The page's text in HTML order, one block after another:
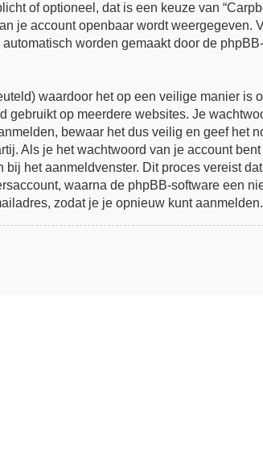
of optioneel, dat is een keuze van
je account openbaar wordt weergegeven.
worden gemaakt door de
waardoor het op een veilige manier is
gebruikt op meerdere websites. Je
bewaar het dus veilig en geef het
Als je het wachtwoord van je account
bij het aanmeldvenster. Dit proces vereist
waarna de phpBB-software een
zodat je je opnieuw kunt aanmelden.